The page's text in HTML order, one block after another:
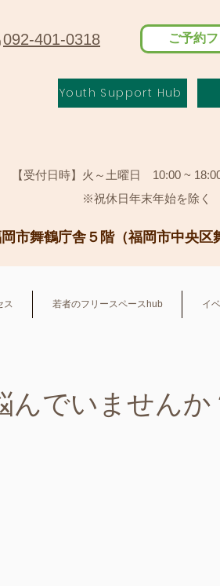
092-401-0318 ご予約
Youth Support Hub
【受付日時】火～土曜日 10:00 ~
​ ※祝休日年末年始を除く
市舞鶴庁舎５階（福岡市中央区
ス 若者のフリースペースhub イ
んでいませんか